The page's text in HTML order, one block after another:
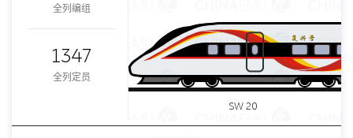
全列编组
1347
全列定员
SW 20